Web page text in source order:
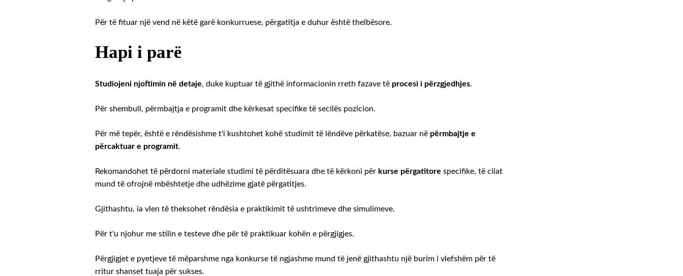
Për të fituar një vend në këtë garë konkurruese, përgatitja e duhur është thelbësore.
Hapi i parë
Studiojeni njoftimin në detaje, duke kuptuar të gjithë informacionin rreth fazave të procesi i përzgjedhjes.
Për shembull, përmbajtja e programit dhe kërkesat specifike të secilës pozicion.
Për më tepër, është e rëndësishme t'i kushtohet kohë studimit të lëndëve përkatëse, bazuar në përmbajtje e
përcaktuar e programit.
Rekomandohet të përdorni materiale studimi të përditësuara dhe të kërkoni për kurse përgatitore specifike, të cilat
mund të ofrojnë mbështetje dhe udhëzime gjatë përgatitjes.
Gjithashtu, ia vlen të theksohet rëndësia e praktikimit të ushtrimeve dhe simulimeve.
Për t'u njohur me stilin e testeve dhe për të praktikuar kohën e përgjigjes.
Përgjigjet e pyetjeve të mëparshme nga konkurse të ngjashme mund të jenë gjithashtu një burim i vlefshëm për të
rritur shanset tuaja për sukses.